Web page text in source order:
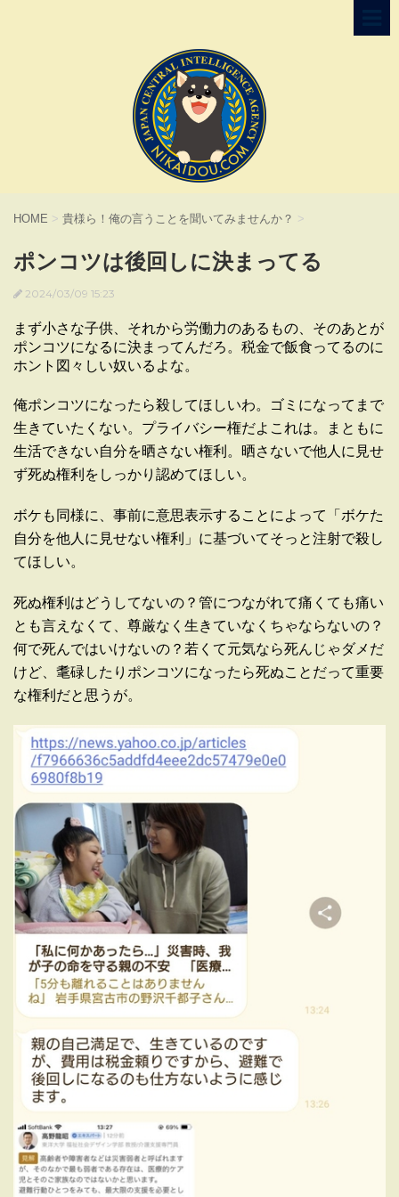
HOME > 貴様ら！俺の言うことを聞いてみませんか？ >
ポンコツは後回しに決まってる
2024/03/09 15:23
まず小さな子供、それから労働力のあるもの、そのあとが
ポンコツになるに決まってんだろ。税金で飯食ってるのに
ホント図々しい奴いるよな。
俺ポンコツになったら殺してほしいわ。ゴミになってまで
生きていたくない。プライバシー権だよこれは。まともに
生活できない自分を晒さない権利。晒さないで他人に見せ
ず死ぬ権利をしっかり認めてほしい。
ボケも同様に、事前に意思表示することによって「ボケた
自分を他人に見せない権利」に基づいてそっと注射で殺し
てほしい。
死ぬ権利はどうしてないの？管につながれて痛くても痛い
とも言えなくて、尊厳なく生きていなくちゃならないの？
何で死んではいけないの？若くて元気なら死んじゃダメだ
けど、耄碌したりポンコツになったら死ぬことだって重要
な権利だと思うが。